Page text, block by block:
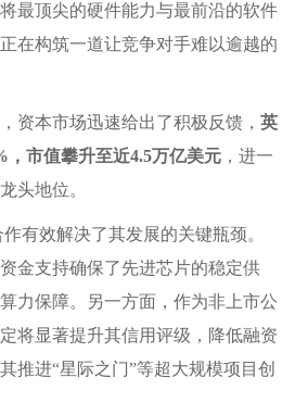
最顶尖的硬件能力与最前沿的软件
在构筑一道让竞争对手难以逾越的
资本市场迅速给出了积极反馈， 英
市值攀升至近4.5万亿美元，进一
头地位。
有效解决了其发展的关键瓶颈。
金支持确保了先进芯片的稳定供
力保障。另一方面，作为非上市公
将显著提升其信用评级，降低融资
推进“星际之门”等超大规模项目创